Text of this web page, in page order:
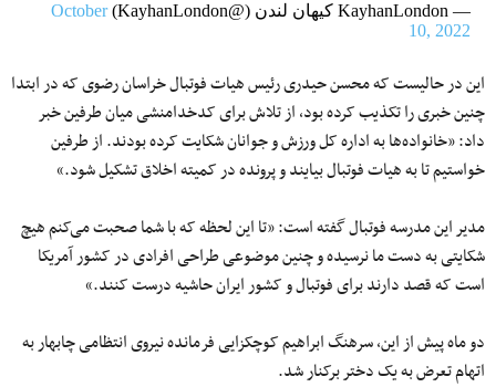
— KayhanLondon کیهان لندن (@KayhanLondon)
October
10, 2022
این در حالیست که محسن حیدری رئیس هیات فوتبال خراسان رضوی که در ابتدا
چنین خبری را تکذیب کرده بود،‌ از تلاش برای کدخدامنشی میان طرفین خبر
داد: «خانواده‌ها به اداره کل ورزش و جوانان شکایت کرده بودند. از طرفین
خواستیم تا به هیات فوتبال بیایند و پرونده در کمیته اخلاق تشکیل شود.»
مدیر این مدرسه فوتبال گفته است: «تا این لحظه که با شما صحبت می‌کنم هیچ
شکایتی به دست ما نرسیده و چنین موضوعی طراحی افرادی در کشور آمریکا
است که قصد دارند برای فوتبال و کشور ایران حاشیه درست کنند.»
دو ماه پیش از این، سرهنگ ابراهیم کوچکزایی فرمانده نیروی انتظامی چابهار به
اتهام تعرض به یک دختر برکنار شد.